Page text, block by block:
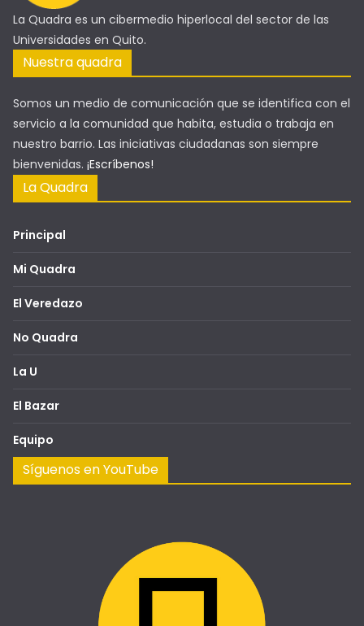
La Quadra es un cibermedio hiperlocal del sector de las
Universidades en Quito.
Nuestra quadra
Somos un medio de comunicación que se identifica con el
servicio a la comunidad que habita, estudia o trabaja en
nuestro barrio. Las iniciativas ciudadanas son siempre
bienvenidas. ¡Escríbenos!
La Quadra
Principal
Mi Quadra
El Veredazo
No Quadra
La U
El Bazar
Equipo
Síguenos en YouTube